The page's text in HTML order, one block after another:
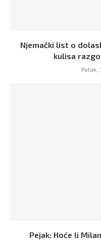
Njemački list o
kulisa
Petak,
Pejak: Hoće li